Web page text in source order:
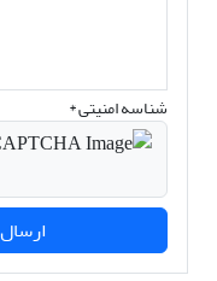
شناسه امنیتی *